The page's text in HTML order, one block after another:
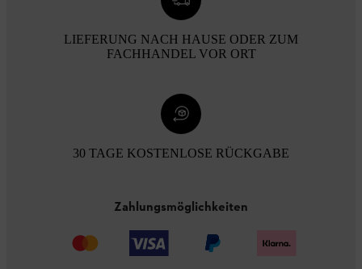
LIEFERUNG NACH HAUSE ODER ZUM
FACHHANDEL VOR ORT
30 TAGE KOSTENLOSE RÜCKGABE
Zahlungsmöglichkeiten